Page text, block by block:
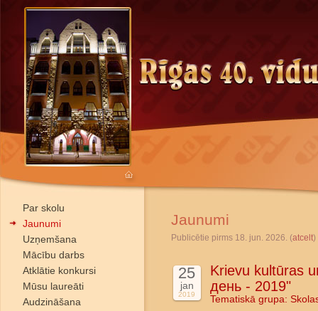
Par skolu
Jaunumi
Uzņemšana
Mācību darbs
Atklātie konkursi
Mūsu laureāti
Audzināšana
Jaunumi
Publicētie pirms 18. jun. 2026. (atcelt)
25
jan
2019
Krievu kultūras
день - 2019"
Tematiskā grupa: